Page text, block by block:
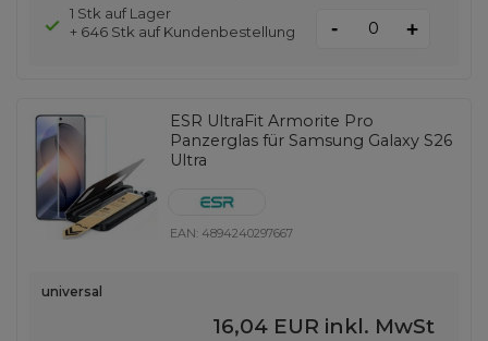
1 Stk auf Lager
+ 646 Stk auf Kundenbestellung
- +
ESR UltraFit Armorite Pro
Panzerglas für Samsung Galaxy S26
Ultra
EAN: 4894240297667
universal
16,04 EUR inkl. MwSt